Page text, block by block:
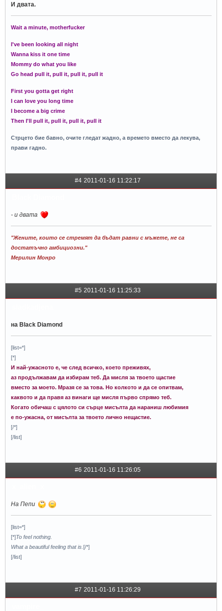
И двата.
Wait a minute, motherfucker
I've been looking all night
Wanna kiss it one time
Mommy do what you like
Go head pull it, pull it, pull it, pull it
First you gotta get right
I can love you long time
I become a big crime
Then I'll pull it, pull it, pull it, pull it
Стрцето бие бавно, очите гледат жадно, а времето вместо да лекува,
прави гадно.
#4 2011-01-16 11:22:17
- и двата
"Жените, които се стремят да бъдат равни с мъжете, не са
достатъчно амбициозни."
Мерилин Монро
#5 2011-01-16 11:25:33
на Black Diamond
[list=*]
[*]
И най-ужасното е, че след всичко, което преживях,
аз продължавам да избирам теб. Да мисля за твоето щастие
вместо за моето. Мразя се за това. Но колкото и да се опитвам,
каквото и да правя аз винаги ще мисля първо спрямо теб.
Когато обичаш с цялото си сърце мисълта да нараниш любимия
е по-ужасна, от мисълта за твоето лично нещастие.
[/*]
[/list]
#6 2011-01-16 11:26:05
На Пепи
[list=*]
[*]To feel nothing.
What a beautiful feeling that is. [/*]
[/list]
#7 2011-01-16 11:26:29